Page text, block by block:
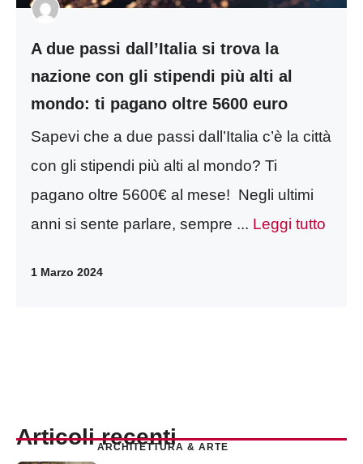
A due passi dall’Italia si trova la
nazione con gli stipendi più alti al
mondo: ti pagano oltre 5600 euro
Sapevi che a due passi dall’Italia c’è la città
con gli stipendi più alti al mondo? Ti
pagano oltre 5600€ al mese! Negli ultimi
anni si sente parlare, sempre ... Leggi tutto
1 Marzo 2024
Articoli recenti
ARCHITETTURA & ARTE